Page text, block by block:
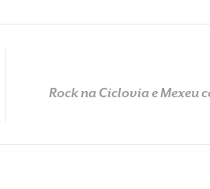
Rock na Ciclovia e Mexeu